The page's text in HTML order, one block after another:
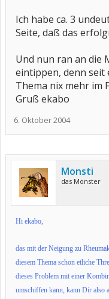
Ich habe ca. 3
Seite, daß das
Und nun ran an die
eintippen, denn seit
Thema nix mehr im
Gruß ekabo
6. Oktober 2004
Monsti
das Monster
Hi ekabo,
das mit der Neigung zu
diesem Thema schon etliche
dieses Problem mit einer
umschiffen kann, kann Dir also